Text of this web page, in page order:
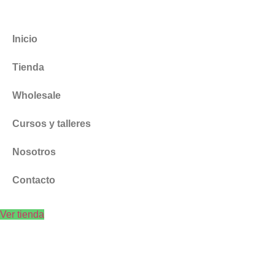
Inicio
Tienda
Wholesale
Cursos y talleres
Nosotros
Contacto
Ver tienda